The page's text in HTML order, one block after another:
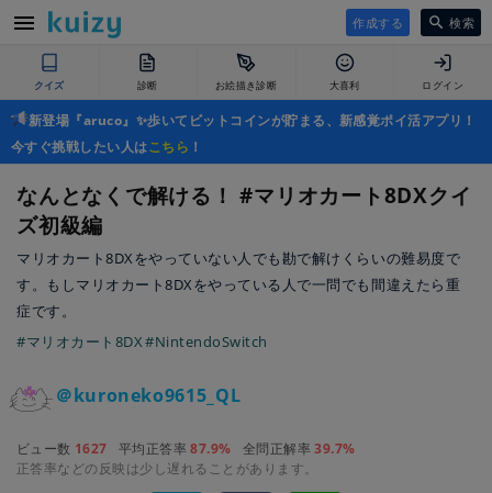
作成する 検索
クイズ 診断 お絵描き診断 大喜利 ログイン
新登場『aruco』✨歩いてビットコインが貯まる、新感覚ポイ活アプリ！
今すぐ挑戦したい人はこちら ！
なんとなくで解ける！ #マリオカート8DXクイ
ズ初級編
マリオカート8DXをやっていない人でも勘で解けくらいの難易度で
す。もしマリオカート8DXをやっている人で一問でも間違えたら重
症です。
#マリオカート8DX#NintendoSwitch
＠kuroneko9615_QL
ビュー数 1627 平均正答率87.9% 全問正解率39.7%
正答率などの反映は少し遅れることがあります。